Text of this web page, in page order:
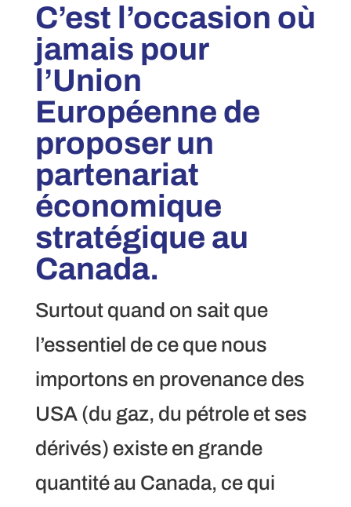
C’est l’occasion où
jamais pour
l’Union
Européenne de
proposer un
partenariat
économique
stratégique au
Canada.
Surtout quand on sait que
l’essentiel de ce que nous
importons en provenance des
USA (du gaz, du pétrole et ses
dérivés) existe en grande
quantité au Canada, ce qui